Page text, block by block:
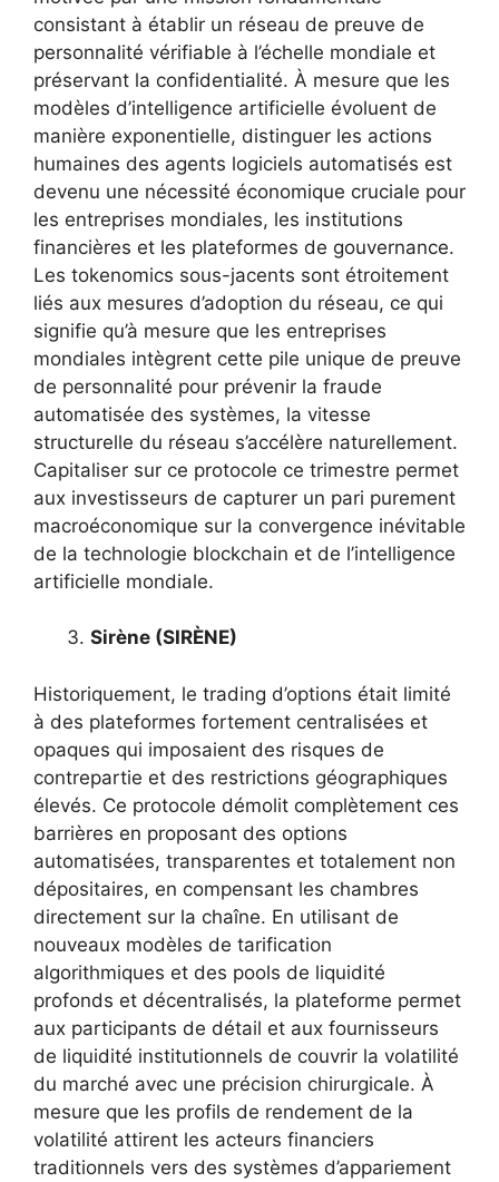
consistant à établir un réseau de preuve de
personnalité vérifiable à l’échelle mondiale et
préservant la confidentialité. À mesure que les
modèles d’intelligence artificielle évoluent de
manière exponentielle, distinguer les actions
humaines des agents logiciels automatisés est
devenu une nécessité économique cruciale pour
les entreprises mondiales, les institutions
financières et les plateformes de gouvernance.
Les tokenomics sous-jacents sont étroitement
liés aux mesures d’adoption du réseau, ce qui
signifie qu’à mesure que les entreprises
mondiales intègrent cette pile unique de preuve
de personnalité pour prévenir la fraude
automatisée des systèmes, la vitesse
structurelle du réseau s’accélère naturellement.
Capitaliser sur ce protocole ce trimestre permet
aux investisseurs de capturer un pari purement
macroéconomique sur la convergence inévitable
de la technologie blockchain et de l’intelligence
artificielle mondiale.
Sirène (SIRÈNE)
Historiquement, le trading d’options était limité
à des plateformes fortement centralisées et
opaques qui imposaient des risques de
contrepartie et des restrictions géographiques
élevés. Ce protocole démolit complètement ces
barrières en proposant des options
automatisées, transparentes et totalement non
dépositaires, en compensant les chambres
directement sur la chaîne. En utilisant de
nouveaux modèles de tarification
algorithmiques et des pools de liquidité
profonds et décentralisés, la plateforme permet
aux participants de détail et aux fournisseurs
de liquidité institutionnels de couvrir la volatilité
du marché avec une précision chirurgicale. À
mesure que les profils de rendement de la
volatilité attirent les acteurs financiers
traditionnels vers des systèmes d’appariement